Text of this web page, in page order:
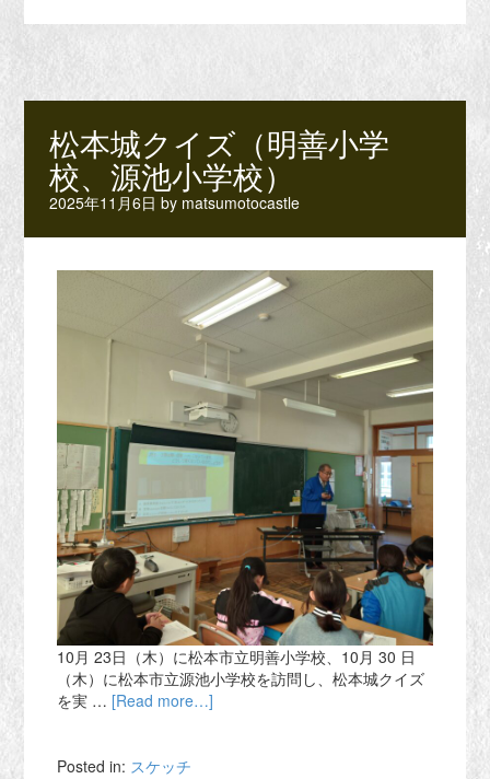
松本城クイズ（明善小学
校、源池小学校）
2025年11月6日 by matsumotocastle
10月 23日（木）に松本市立明善小学校、10月 30 日
（木）に松本市立源池小学校を訪問し、松本城クイズ
を実 … [Read more…]
Posted in: スケッチ